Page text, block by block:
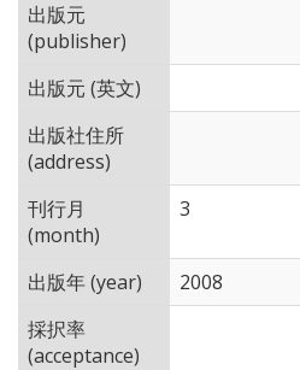
出版元
(publisher)
出版元 (英文)
出版社住所
(address)
刊行月
(month)
3
出版年 (year)
2008
採択率
(acceptance)